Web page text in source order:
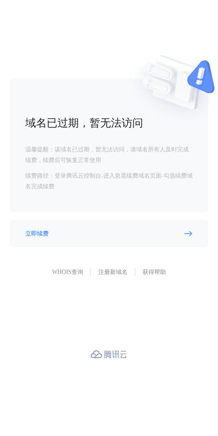
域名已过期，暂无法访问
温馨提醒：该域名已过期，暂无法访问，请域名所有人及时完成
续费，续费后可恢复正常使用
续费路径：登录腾讯云控制台-进入急需续费域名页面-勾选续费域
名完成续费
立即续费
WHOIS查询 注册新域名 获得帮助